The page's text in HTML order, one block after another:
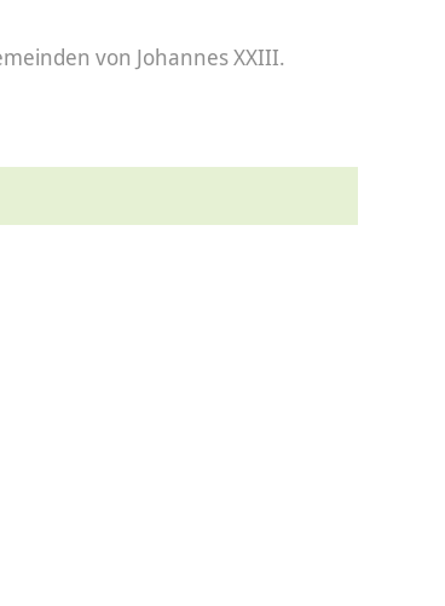
von Johannes XXIII.